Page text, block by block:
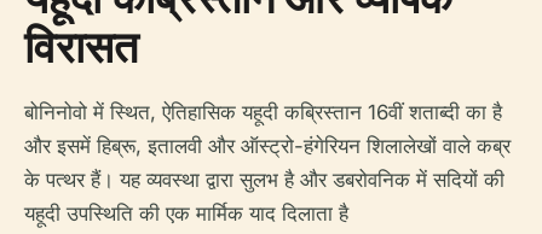
विरासत
बोनिनोवो में स्थित, ऐतिहासिक यहूदी कब्रिस्तान 16वीं शताब्दी का है
और इसमें हिब्रू, इतालवी और ऑस्ट्रो-हंगेरियन शिलालेखों वाले कब्र
के पत्थर हैं। यह व्यवस्था द्वारा सुलभ है और डबरोवनिक में सदियों की
यहूदी उपस्थिति की एक मार्मिक याद दिलाता है